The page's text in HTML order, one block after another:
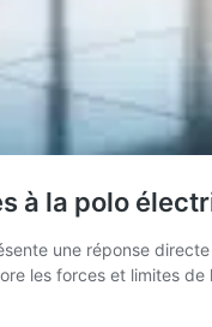
à la polo
une réponse
les forces et limites